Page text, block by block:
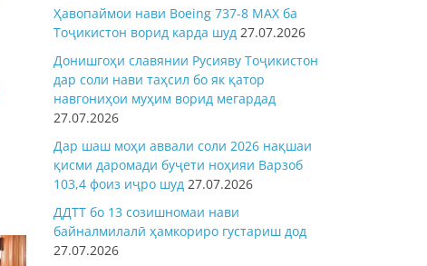
Ҳавопаймои нави Boeing 737-8 MAX ба
Тоҷикистон ворид карда шуд 27.07.2026
Донишгоҳи славянии Русияву Тоҷикистон
дар соли нави таҳсил бо як қатор
навгониҳои муҳим ворид мегардад
27.07.2026
Дар шаш моҳи аввали соли 2026 нақшаи
қисми даромади буҷети ноҳияи Варзоб
103,4 фоиз иҷро шуд 27.07.2026
ДДТТ бо 13 созишномаи нави
байналмилалӣ ҳамкориро густариш дод
27.07.2026